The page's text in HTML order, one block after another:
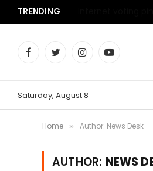
TRENDING
FacebookTwitterInstagramYouTube
Saturday, August 8
Home » Author: News Desk
AUTHOR: NEWS